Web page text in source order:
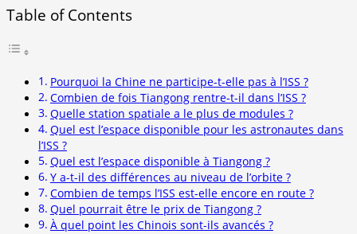
Table of Contents
Pourquoi la Chine ne participe-t-elle pas à l’ISS ?
Combien de fois Tiangong rentre-t-il dans l’ISS ?
Quelle station spatiale a le plus de modules ?
Quel est l’espace disponible pour les astronautes dans
l’ISS ?
Quel est l’espace disponible à Tiangong ?
Y a-t-il des différences au niveau de l’orbite ?
Combien de temps l’ISS est-elle encore en route ?
Quel pourrait être le prix de Tiangong ?
À quel point les Chinois sont-ils avancés ?